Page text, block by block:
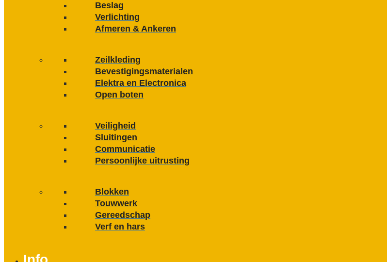
Beslag
Verlichting
Afmeren & Ankeren
Zeilkleding
Bevestigings­­materialen
Elektra en Electronica
Open boten
Veiligheid
Sluitingen
Communicatie
Persoonlijke uitrusting
Blokken
Touwwerk
Gereedschap
Verf en hars